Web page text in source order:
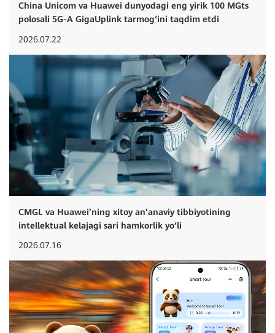
China Unicom va Huawei dunyodagi eng yirik 100 MGts
polosali 5G-A GigaUplink tarmog‘ini taqdim etdi
2026.07.22
CMGL va Huawei’ning xitoy an’anaviy tibbiyotining
intellektual kelajagi sari hamkorlik yo‘li
2026.07.16